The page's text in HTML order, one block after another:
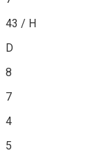
43 / H
D
8
7
4
5